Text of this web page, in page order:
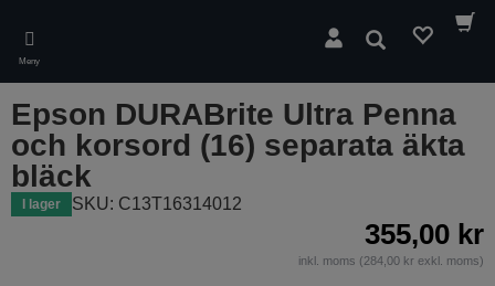
main
content
Meny
Sök
Epson DURABrite Ultra Penna
och korsord (16) separata äkta
bläck
I lager SKU: C13T16314012
355,00 kr
inkl. moms (284,00 kr exkl. moms)